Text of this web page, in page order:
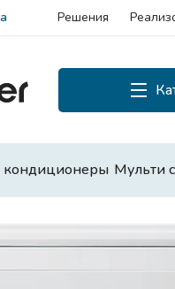
Решения
кондиционеры Мульти